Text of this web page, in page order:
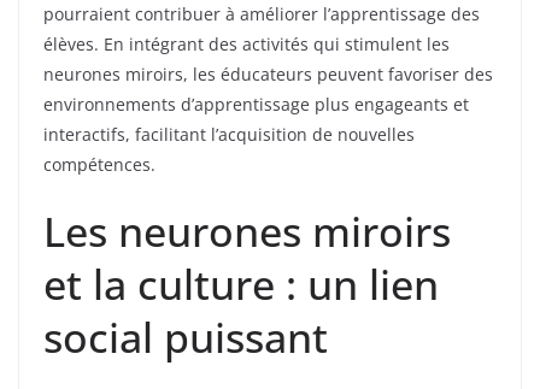
pourraient contribuer à améliorer l’apprentissage des
élèves. En intégrant des activités qui stimulent les
neurones miroirs, les éducateurs peuvent favoriser des
environnements d’apprentissage plus engageants et
interactifs, facilitant l’acquisition de nouvelles
compétences.
Les neurones miroirs
et la culture : un lien
social puissant